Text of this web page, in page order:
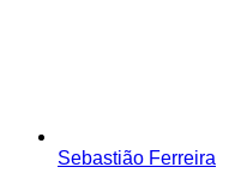
Sebastião Ferreira